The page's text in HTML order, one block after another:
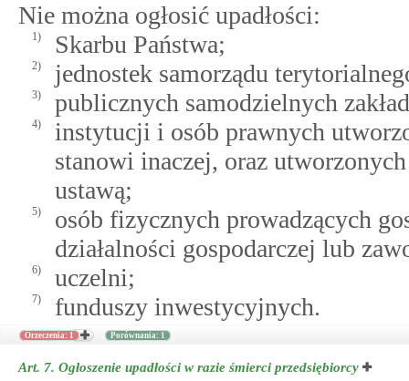
Nie można ogłosić upadłości:
1) Skarbu Państwa;
2) jednostek samorządu
3) publicznych samodzielnych
4)
instytucji i osób prawnych
stanowi inaczej, oraz
ustawą;
5)
osób fizycznych prowadzących
działalności gospodarczej lub
6) uczelni;
7) funduszy inwestycyjnych.
Orzeczenia: 1 Porównania: 1
Art. 7. Ogłoszenie upadłości w razie śmierci przedsiębiorcy